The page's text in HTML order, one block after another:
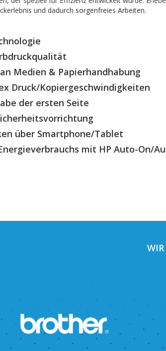
und dadurch sorgenfreies Arbeiten.
Medien & Papierhandhabung
Druck/Kopiergeschwindigkeiten
der ersten Seite
über Smartphone/Tablet
mit HP Auto-On/